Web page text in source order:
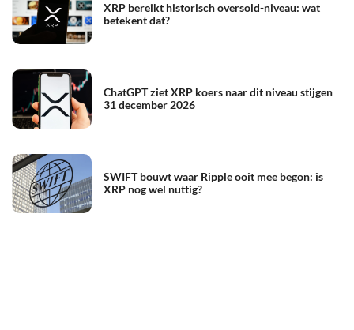
XRP bereikt historisch oversold-niveau: wat
betekent dat?
ChatGPT ziet XRP koers naar dit niveau stijgen
31 december 2026
SWIFT bouwt waar Ripple ooit mee begon: is
XRP nog wel nuttig?